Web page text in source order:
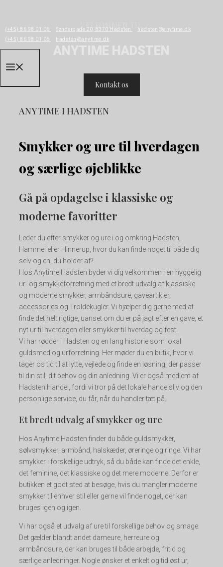
indhold
(+45) 86 98 01 06 Søndergade 20, 8370 Hadsten
hadsten@anytime.dk
(+45) 86 98 01 06
hadsten@anytime.dk
VELKOMMEN TIL
Kontakt os
ANYTIME I HADSTEN
Smykker og ure til hverdagen
og særlige øjeblikke
Gå på opdagelse i klassiske og
moderne favoritter
Leder du efter smykker og ure i og omkring Hadsten,
Hammel eller Hinnerup, hvor du kan finde noget til både dig
selv og en, du holder af?
Hos Anytime Hadsten byder vi dig velkommen i en hyggelig
ur- og smykkeforretning med et bredt udvalg af klassiske
og moderne smykker, armbåndsure, gaveartikler,
accessories og Troldekugler. Vi hjælper dig gerne med at
finde det helt rigtige, uanset om du er på jagt efter en gave, et
nyt ur til hverdagen eller smykker til hverdag og fest.
Vi har rødder i Hadsten og en lang historie som lokal
guldsmed og urforretning. Her møder du en butik, hvor vi
tager os tid til at lytte, vejlede og finde en løsning, der passer
til din stil, dit behov og din anledning. Vi er også medlem af
Hadsten Handel, fordi vi tror på det lokale handelsliv og den
personlige service, du får, når du handler tæt på.
Et bredt udvalg af smykker og ure
Hos Anytime Hadsten finder du både guldsmykker,
sølvsmykker, armbånd, halskæder, øreringe og ringe. Vi har
smykker i forskellige udtryk, så du både kan finde det enkle,
det feminine, det klassiske og det mere moderne. Derfor er
butikken et godt sted at besøge, hvis du mangler moderne
smykker til enhver stil eller gerne vil finde noget, der kan
bruges igen og igen.
Vi har også et udvalg af ure til forskellige behov og smage.
Det gælder blandt andet dameure, herreure og
armbåndsure, der kan bruges til både arbejde, fritid og
særlige anledninger. Nogle ønsker et enkelt og tidløst ur,